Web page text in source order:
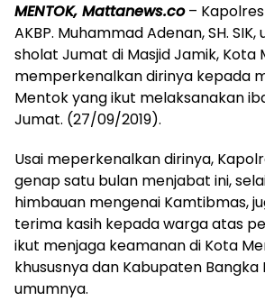
MENTOK, Mattanews.co–
AKBP. Muhammad Adenan, SH.
sholat Jumat di Masjid Jamik, Kota
memperkenalkan dirinya kepada
Mentok yang ikut melaksanakan
Jumat. (27/09/2019).
Usai meperkenalkan dirinya,
genap satu bulan menjabat ini,
himbauan mengenai Kamtibmas,
terima kasih kepada warga atas
ikut menjaga keamanan di Kota
khususnya dan Kabupaten
umumnya.